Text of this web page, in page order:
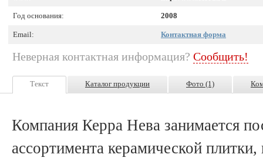
Год основания: 2008
Email: Контактная форма
Неверная контактная информация? Сообщить!
Текст Каталог продукции Фото (1)
Компания Керра Нева занимается
ассортимента керамической плитки,